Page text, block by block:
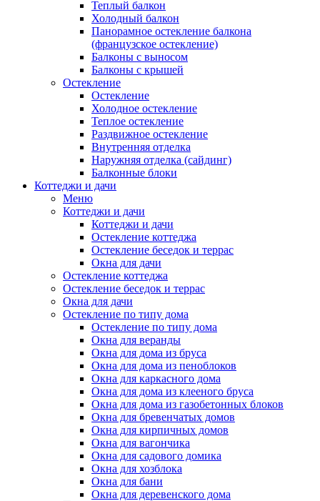
Теплый балкон
Холодный балкон
Панорамное остекление балкона
(французское остекление)
Балконы с выносом
Балконы с крышей
Остекление
Остекление
Холодное остекление
Теплое остекление
Раздвижное остекление
Внутренняя отделка
Наружняя отделка (сайдинг)
Балконные блоки
Коттеджи и дачи
Меню
Коттеджи и дачи
Коттеджи и дачи
Остекление коттеджа
Остекление беседок и террас
Окна для дачи
Остекление коттеджа
Остекление беседок и террас
Окна для дачи
Остекление по типу дома
Остекление по типу дома
Окна для веранды
Окна для дома из бруса
Окна для дома из пеноблоков
Окна для каркасного дома
Окна для дома из клееного бруса
Окна для дома из газобетонных блоков
Окна для бревенчатых домов
Окна для кирпичных домов
Окна для вагончика
Окна для садового домика
Окна для хозблока
Окна для бани
Окна для деревенского дома